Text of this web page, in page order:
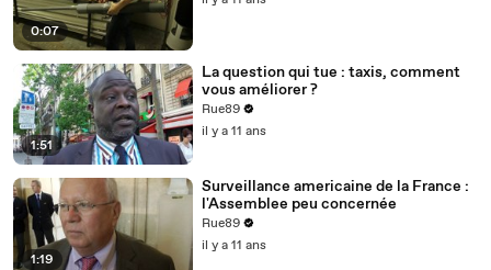
0:07
1:51
La question qui tue : taxis, comment
vous améliorer ?
Rue89
il y a 11 ans
1:19
Surveillance americaine de la France :
l'Assemblee peu concernée
Rue89
il y a 11 ans